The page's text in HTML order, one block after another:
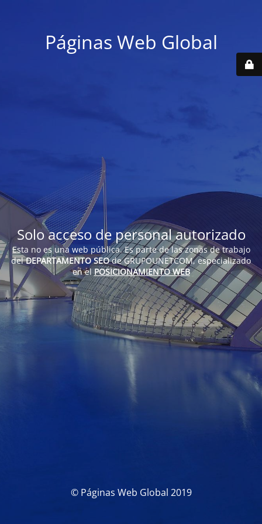
Páginas Web Global
Solo acceso de personal autorizado
Esta no es una web pública. Es parte de las zonas de trabajo
delDEPARTAMENTO SEOde GRUPOUNETCOM, especializado
en elPOSICIONAMIENTO WEB
© Páginas Web Global 2019